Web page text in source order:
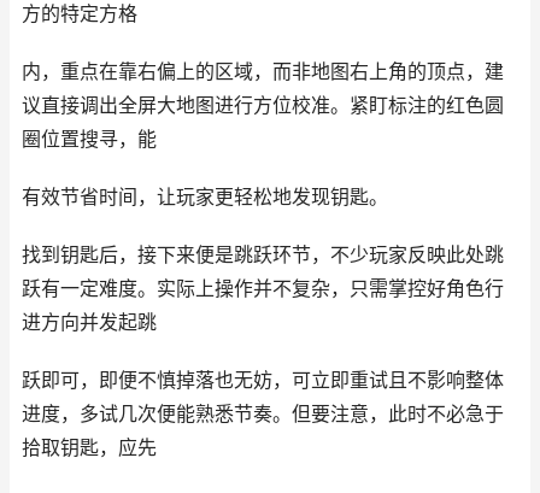
方的特定方格
内，重点在靠右偏上的区域，而非地图右上角的顶点，建
议直接调出全屏大地图进行方位校准。紧盯标注的红色圆
圈位置搜寻，能
有效节省时间，让玩家更轻松地发现钥匙。
找到钥匙后，接下来便是跳跃环节，不少玩家反映此处跳
跃有一定难度。实际上操作并不复杂，只需掌控好角色行
进方向并发起跳
跃即可，即便不慎掉落也无妨，可立即重试且不影响整体
进度，多试几次便能熟悉节奏。但要注意，此时不必急于
拾取钥匙，应先